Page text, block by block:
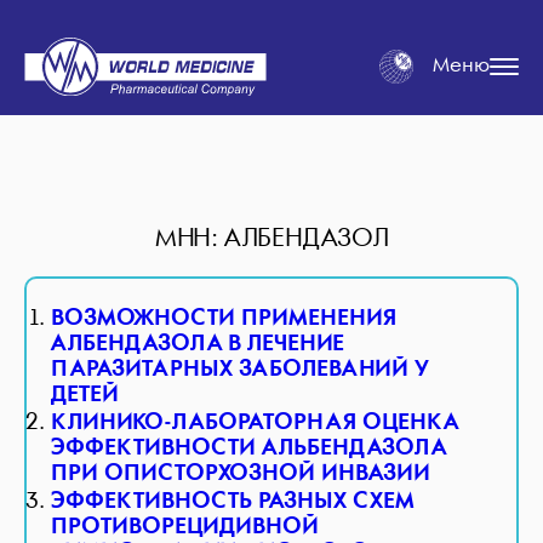
Меню
МНН: АЛБЕНДАЗОЛ
ВОЗМОЖНОСТИ ПРИМЕНЕНИЯ
АЛБЕНДАЗОЛА В ЛЕЧЕНИЕ
ПАРАЗИТАРНЫХ ЗАБОЛЕВАНИЙ У
ДЕТЕЙ
КЛИНИКО-ЛАБОРАТОРНАЯ ОЦЕНКА
ЭФФЕКТИВНОСТИ АЛЬБЕНДАЗОЛА
ПРИ ОПИСТОРХОЗНОЙ ИНВАЗИИ
ЭФФЕКТИВНОСТЬ РАЗНЫХ СХЕМ
ПРОТИВОРЕЦИДИВНОЙ